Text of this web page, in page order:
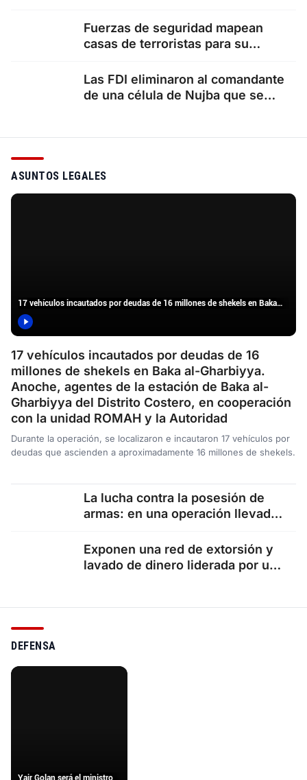
fuerzas en…
Fuerzas de seguridad mapean
casas de terroristas para su
fuerzas…
Las FDI eliminaron al comandante
de una célula de Nujba que se
ASUNTOS LEGALES
17 vehículos incautados por deudas de 16 millones de shekels en Baka…
17 vehículos incautados por deudas de 16
millones de shekels en Baka al-Gharbiyya.
Anoche, agentes de la estación de Baka al-
Gharbiyya del Distrito Costero, en cooperación
con la unidad ROMAH y la Autoridad
Durante la operación, se localizaron e incautaron 17 vehículos por
deudas que ascienden a aproximadamente 16 millones de shekels.
La lucha contra la posesión de
armas: en una operación llevada
Exponen una red de extorsión y
lavado de dinero liderada por un
DEFENSA
Yair Golan será el ministro